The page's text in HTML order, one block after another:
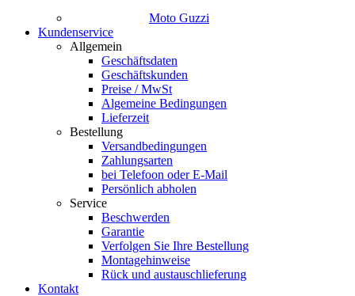
Moto Guzzi
Kundenservice
Allgemein
Geschäftsdaten
Geschäftskunden
Preise / MwSt
Algemeine Bedingungen
Lieferzeit
Bestellung
Versandbedingungen
Zahlungsarten
bei Telefoon oder E-Mail
Persönlich abholen
Service
Beschwerden
Garantie
Verfolgen Sie Ihre Bestellung
Montagehinweise
Rück und austauschlieferung
Kontakt